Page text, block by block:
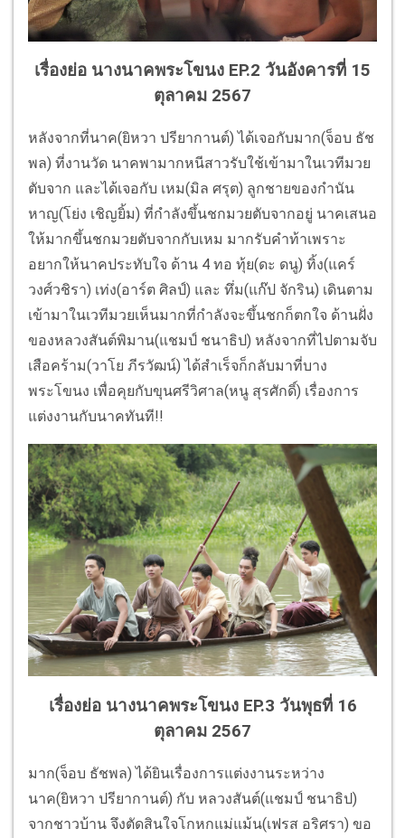
เรื่องย่อ นางนาคพระโขนง EP.2 วันอังคารที่ 15
ตุลาคม 2567
หลังจากที่นาค(ยิหวา ปรียากานต์) ได้เจอกับมาก(จ็อบ ธัช
พล) ที่งานวัด นาคพามากหนีสาวรับใช้เข้ามาในเวทีมวย
ตับจาก และได้เจอกับ เหม(มิล ศรุต) ลูกชายของกำนัน
หาญ(โย่ง เชิญยิ้ม) ที่กำลังขึ้นชกมวยตับจากอยู่ นาคเสนอ
ให้มากขึ้นชกมวยตับจากกับเหม มากรับคำท้าเพราะ
อยากให้นาคประทับใจ ด้าน 4 ทอ ทุ้ย(ดะ ดนู) ทิ้ง(แคร์
วงศ์วชิรา) เท่ง(อาร์ต ศิลป์) และ ทึ่ม(แก๊ป จักริน) เดินตาม
เข้ามาในเวทีมวยเห็นมากที่กำลังจะขึ้นชกก็ตกใจ ด้านฝั่ง
ของหลวงสันต์พิมาน(แชมป์ ชนาธิป) หลังจากที่ไปตามจับ
เสือคร้าม(วาโย ภีรวัฒน์) ได้สำเร็จก็กลับมาที่บาง
พระโขนง เพื่อคุยกับขุนศรีวิศาล(หนู สุรศักดิ์) เรื่องการ
แต่งงานกับนาคทันที!!
เรื่องย่อ นางนาคพระโขนง EP.3 วันพุธที่ 16
ตุลาคม 2567
มาก(จ็อบ ธัชพล) ได้ยินเรื่องการแต่งงานระหว่าง
นาค(ยิหวา ปรียากานต์) กับ หลวงสันต์(แชมป์ ชนาธิป)
จากชาวบ้าน จึงตัดสินใจโกหกแม่แม้น(เฟรส อริศรา) ขอ